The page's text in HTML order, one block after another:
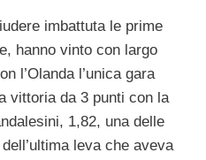
imbattuta le prime
hanno vinto con largo
l’Olanda l’unica gara
vittoria da 3 punti con la
1,82, una delle
leva che aveva